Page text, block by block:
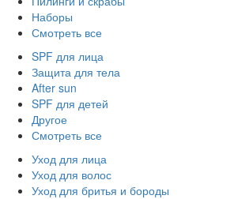
Наборы
Смотреть все
SPF для лица
Защита для тела
After sun
SPF для детей
Другое
Смотреть все
Уход для лица
Уход для волос
Уход для бритья и бороды